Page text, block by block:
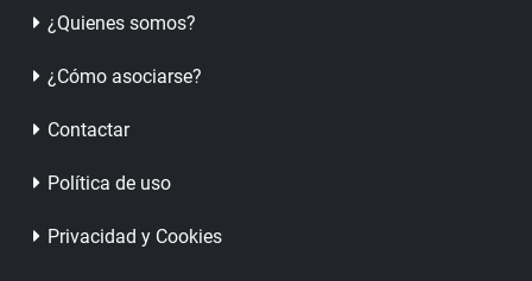
¿Quienes somos?
¿Cómo asociarse?
Contactar
Política de uso
Privacidad y Cookies